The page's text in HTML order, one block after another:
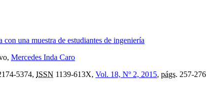
una muestra de estudiantes de ingeniería
Mercedes Inda Caro
5374, ISSN 1139-613X, Vol. 18, Nº 2, 2015, págs. 257-276